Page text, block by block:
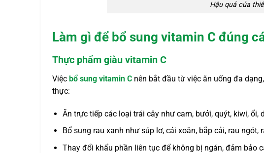
Hậu quả của
Làm gì để bổ sung vitamin C đúng
Thực phẩm giàu vitamin C
Việc bổ sung vitamin C nên bắt đầu từ việc ăn uống đa
thực:
Ăn trực tiếp các loại trái cây như cam, bưởi, quýt, kiwi, ổi,
Bổ sung rau xanh như súp lơ, cải xoăn, bắp cải, rau
Thay đổi khẩu phần liên tục để không bị ngán, đảm bảo